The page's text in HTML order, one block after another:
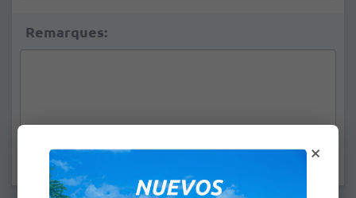
Remarques:
Les champs marqués d'un astérisque * sont obligatoires.
×